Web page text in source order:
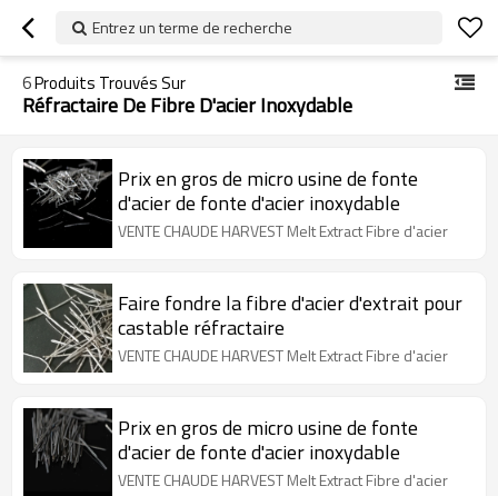
Entrez un terme de recherche
6Produits Trouvés Sur
Réfractaire De Fibre D'acier Inoxydable
Prix ​​en gros de micro usine de fonte
d'acier de fonte d'acier inoxydable
VENTE CHAUDE HARVEST Melt Extract Fibre d'acier
Faire fondre la fibre d'acier d'extrait pour
castable réfractaire
VENTE CHAUDE HARVEST Melt Extract Fibre d'acier
Prix ​​en gros de micro usine de fonte
d'acier de fonte d'acier inoxydable
VENTE CHAUDE HARVEST Melt Extract Fibre d'acier